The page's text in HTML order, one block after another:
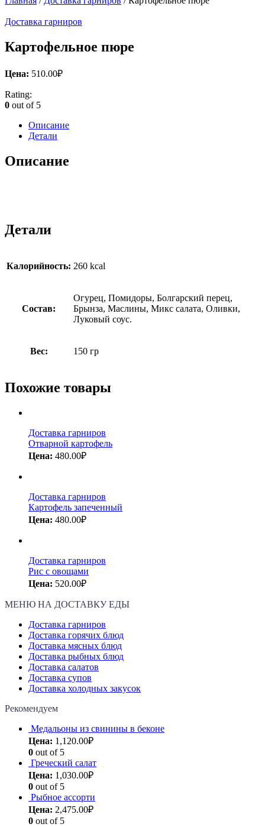
Доставка гарниров
Картофельное пюре
Цена: 510.00₽
Rating:
0 out of 5
Описание
Детали
Описание
Детали
Калорийность: 260 kcal
Состав:
Огурец, Помидоры, Болгарский перец,
Брынза, Маслины, Микс салата, Оливки,
Луковый соус.
Вес: 150 гр
Похожие товары
Доставка гарниров
Отварной картофель
Цена: 480.00₽
Доставка гарниров
Картофель запеченный
Цена: 480.00₽
Доставка гарниров
Рис с овощами
Цена: 520.00₽
МЕНЮ НА ДОСТАВКУ ЕДЫ
Доставка гарниров
Доставка горячих блюд
Доставка мясных блюд
Доставка рыбных блюд
Доставка салатов
Доставка супов
Доставка холодных закусок
Рекомендуем
Медальоны из свинины в беконе
Цена: 1,120.00₽
0 out of 5
Греческий салат
Цена: 1,030.00₽
0 out of 5
Рыбное ассорти
Цена: 2,475.00₽
0 out of 5